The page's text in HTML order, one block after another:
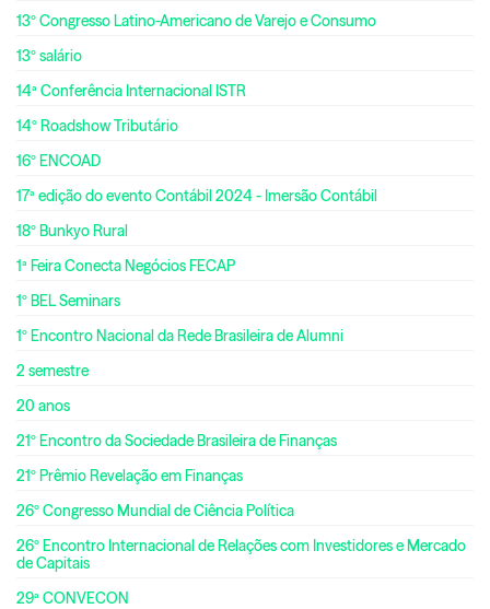
13º Congresso Latino-Americano de Varejo e Consumo
13º salário
14ª Conferência Internacional ISTR
14º Roadshow Tributário
16º ENCOAD
17ª edição do evento Contábil 2024 - Imersão Contábil
18º Bunkyo Rural
1ª Feira Conecta Negócios FECAP
1º BEL Seminars
1º Encontro Nacional da Rede Brasileira de Alumni
2 semestre
20 anos
21º Encontro da Sociedade Brasileira de Finanças
21º Prêmio Revelação em Finanças
26º Congresso Mundial de Ciência Política
26º Encontro Internacional de Relações com Investidores e Mercado
de Capitais
29ª CONVECON